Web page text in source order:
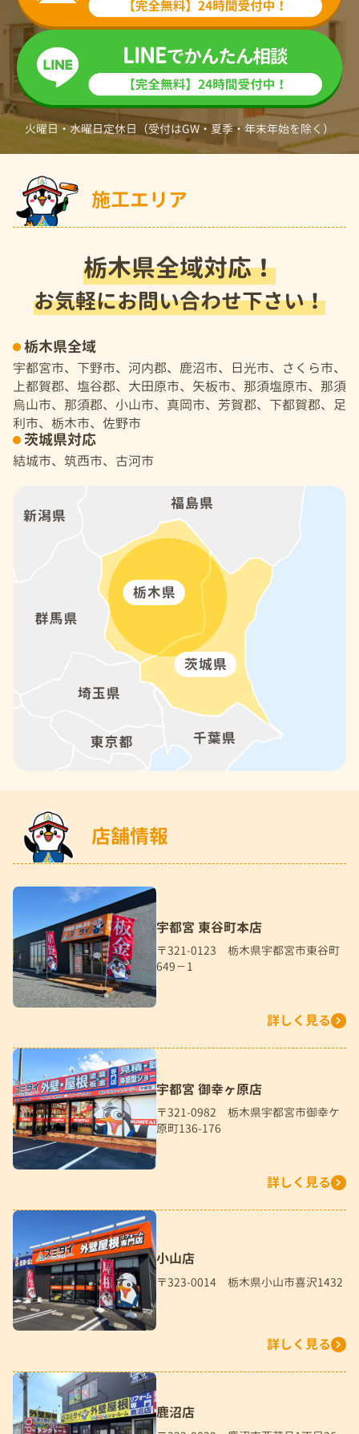
火曜日・水曜日定休日（受付はGW・夏季・年末年始を除く）
施工エリア
栃木県全域対応！
お気軽にお問い合わせ下さい！
栃木県全域
宇都宮市、下野市、河内郡、鹿沼市、日光市、さくら市、
上都賀郡、塩谷郡、大田原市、矢板市、那須塩原市、那須
烏山市、那須郡、小山市、真岡市、芳賀郡、下都賀郡、足
利市、栃木市、佐野市
茨城県対応
結城市、筑西市、古河市
店舗情報
宇都宮 東谷町本店
〒321-0123 栃木県宇都宮市東谷町
649－1
詳しく見る
宇都宮 御幸ヶ原店
〒321-0982 栃木県宇都宮市御幸ケ
原町136-176
詳しく見る
小山店
〒323-0014 栃木県小山市喜沢1432
詳しく見る
鹿沼店